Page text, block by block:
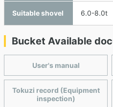
Suitable shovel 6.0-8.0t
Bucket Available
User's manual
Tokuzi record (Equipment
inspection)